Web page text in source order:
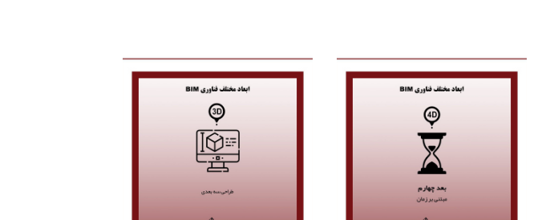
بعد چهارم
با اتصال برنامه زمان بعدی که توسط
ابزارهایی چون پریماورا و یا
مایکروسافت پروجکت تولید شده اند
به مدل سه بعدی ، وارد "بُعد چهارم"
مدلسازی اطلاعات ساخت میشویم که
عملا مدلهای سه بعدی ما بعد زمان را
بعد سوم
زمانی که یک پروژه در صنعت ساخت
به صورت سه بعدی مدلسازی
هوشمند شود و المان های مختلف
معماری ، سازه و برق و مکانیک توسط